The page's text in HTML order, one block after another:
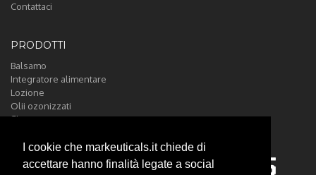
I cookie che markeuticals.it chiede di
accettare hanno finalità legate a social
Contattaci
PRODOTTI
Balsamo
Integratore alimentare
Lozione
Olii ozonizzati
Shampoo